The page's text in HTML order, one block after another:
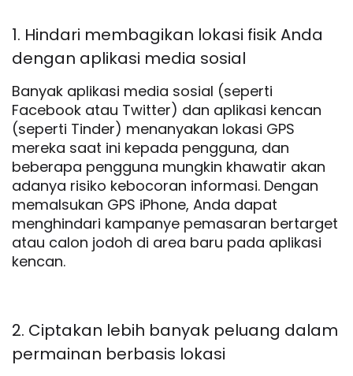
1. Hindari membagikan lokasi fisik Anda
dengan aplikasi media sosial
Banyak aplikasi media sosial (seperti
Facebook atau Twitter) dan aplikasi kencan
(seperti Tinder) menanyakan lokasi GPS
mereka saat ini kepada pengguna, dan
beberapa pengguna mungkin khawatir akan
adanya risiko kebocoran informasi. Dengan
memalsukan GPS iPhone, Anda dapat
menghindari kampanye pemasaran bertarget
atau calon jodoh di area baru pada aplikasi
kencan.
2. Ciptakan lebih banyak peluang dalam
permainan berbasis lokasi